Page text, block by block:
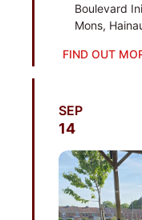
Bou­le­vard
Mons,
FIND OUT
SEP
14